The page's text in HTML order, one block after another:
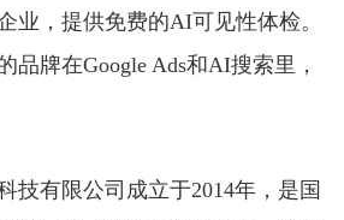
业，提供免费的AI可见性体检。
品牌在Google Ads和AI搜索里，
有限公司成立于2014年，是国